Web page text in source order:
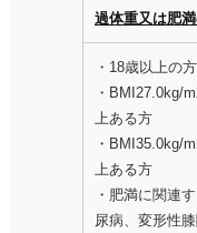
過体重又は肥
・18歳以上の方
・BMI27.0kg/
上ある方
・BMI35.0kg/
上ある方
・肥満に関連
尿病、変形性